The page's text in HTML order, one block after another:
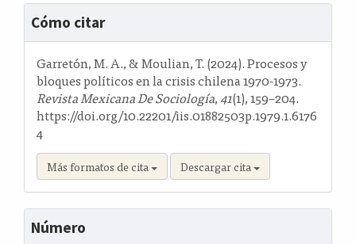
Detalles
del
artículo
Cómo citar
Garretón, M. A., & Moulian, T. (2024). Procesos y
bloques políticos en la crisis chilena 1970-1973.
Revista Mexicana De Sociología,41(1), 159–204.
https://doi.org/10.22201/iis.01882503p.1979.1.6176
4
Más formatos de cita Descargar cita
Número